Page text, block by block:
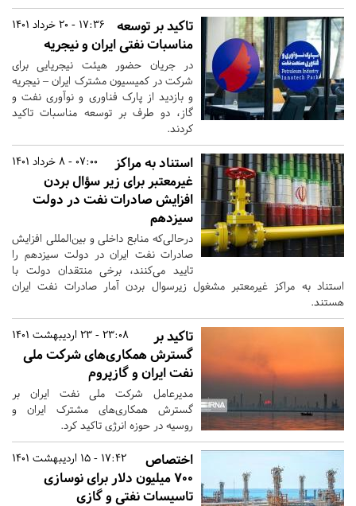
17:36 - 20 خرداد 1401
تاکید بر توسعه
مناسبات نفتی ایران و نیجریه
در جریان حضور هیئت نیجریایی برای
شرکت در کمیسیون مشترک ایران – نیجریه
و بازدید از پارک فناوری و نوآوری نفت و
گاز، دو طرف بر توسعه مناسبات تاکید
کردند.
07:00 - 8 خرداد 1401
استناد به مراکز
غیرمعتبر برای زیر سؤال بردن
افزایش صادرات نفت در دولت
سیزدهم
درحالی‌که منابع داخلی و بین‌المللی افزایش
صادرات نفت ایران در دولت سیزدهم را
تایید می‌کنند، برخی منتقدان دولت با
استناد به مراکز غیرمعتبر مشغول زیرسوال بردن آمار صادرات نفت ایران
هستند.
23:08 - 23 اردیبهشت 1401
تاکید بر
گسترش همکاری‌های شرکت ملی
نفت ایران و گازپروم
مدیرعامل شرکت ملی نفت ایران بر
گسترش همکاری‌های مشترک ایران و
روسیه در حوزه انرژی تاکید کرد.
17:42 - 15 اردیبهشت 1401
اختصاص
۷۰۰ میلیون دلار برای نوسازی
تاسیسات نفتی و گازی